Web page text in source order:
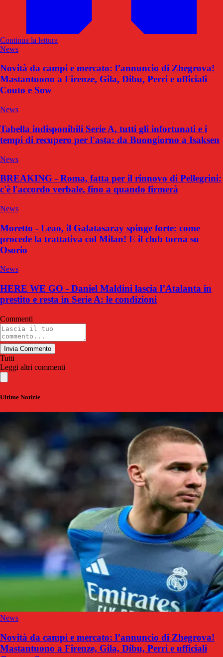
Continua la lettura
News
Novità da campi e mercato: l’annuncio di Zhegrova!
Mastantuono a Firenze, Gila, Dibu, Perri e ufficiali
Couto e Sow
News
Tabella indisponibili Serie A, tutti gli infortunati e i
tempi di recupero per l'asta: da Buongiorno a Isaksen
News
BREAKING - Roma, fatta per il rinnovo di Pellegrini:
c'è l'accordo verbale, fino a quando firmerà
News
Moretto - Leao, il Galatasaray spinge forte: come
procede la trattativa col Milan! E il club torna su
Osorio
News
HERE WE GO - Daniel Maldini lascia l’Atalanta in
prestito e resta in Serie A: le condizioni
Commenti
Invia Commento
Tutti
Leggi altri commenti
Ultime Notizie
News
Novità da campi e mercato: l’annuncio di Zhegrova!
Mastantuono a Firenze, Gila, Dibu, Perri e ufficiali